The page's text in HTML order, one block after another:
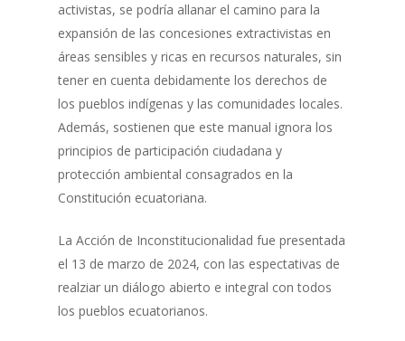
activistas, se podría allanar el camino para la
expansión de las concesiones extractivistas en
áreas sensibles y ricas en recursos naturales, sin
tener en cuenta debidamente los derechos de
los pueblos indígenas y las comunidades locales.
Además, sostienen que este manual ignora los
principios de participación ciudadana y
protección ambiental consagrados en la
Constitución ecuatoriana.
La Acción de Inconstitucionalidad fue presentada
el 13 de marzo de 2024, con las espectativas de
realziar un diálogo abierto e integral con todos
los pueblos ecuatorianos.